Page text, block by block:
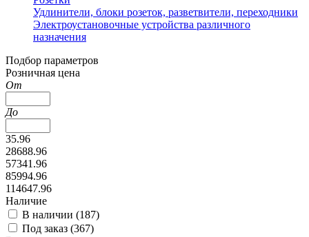
Удлинители, блоки розеток, разветвители, переходники
Электроустановочные устройства различного
назначения
Подбор параметров
Розничная цена
От
До
35.96
28688.96
57341.96
85994.96
114647.96
Наличие
В наличии (187)
Под заказ (367)